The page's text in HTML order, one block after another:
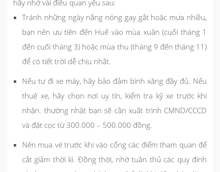
hãy nhớ vài điều quan yếu sau:
Tránh những ngày nắng nóng gay gắt hoặc mưa nhiều,
bạn nên ưu tiên đến Huế vào mùa xuân (cuối tháng 1
đến cuối tháng 3) hoặc mùa thu (tháng 9 đến tháng 11)
để có tiết trời dễ chịu nhất.
Nếu tự đi xe máy, hãy bảo đảm bình xăng đầy đủ. Nếu
thuê xe, hãy chọn nơi uy tín, kiểm tra kỹ xe trước khi
nhận. thường nhật bạn sẽ cần xuất trình CMND/CCCD
và đặt cọc từ 300.000 – 500.000 đồng.
Nên mua vé trước khi vào cổng các điểm tham quan để
cắt giảm thời kì. Đồng thời, nhớ tuân thủ các quy định